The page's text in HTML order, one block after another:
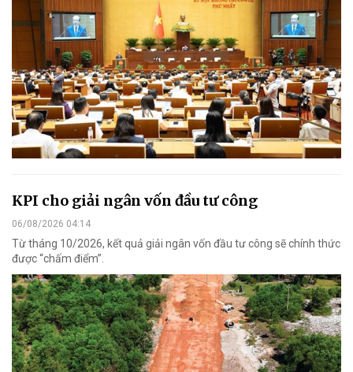
KPI cho giải ngân vốn đầu tư công
06/08/2026 04:14
Từ tháng 10/2026, kết quả giải ngân vốn đầu tư công sẽ chính thức
được “chấm điểm”.